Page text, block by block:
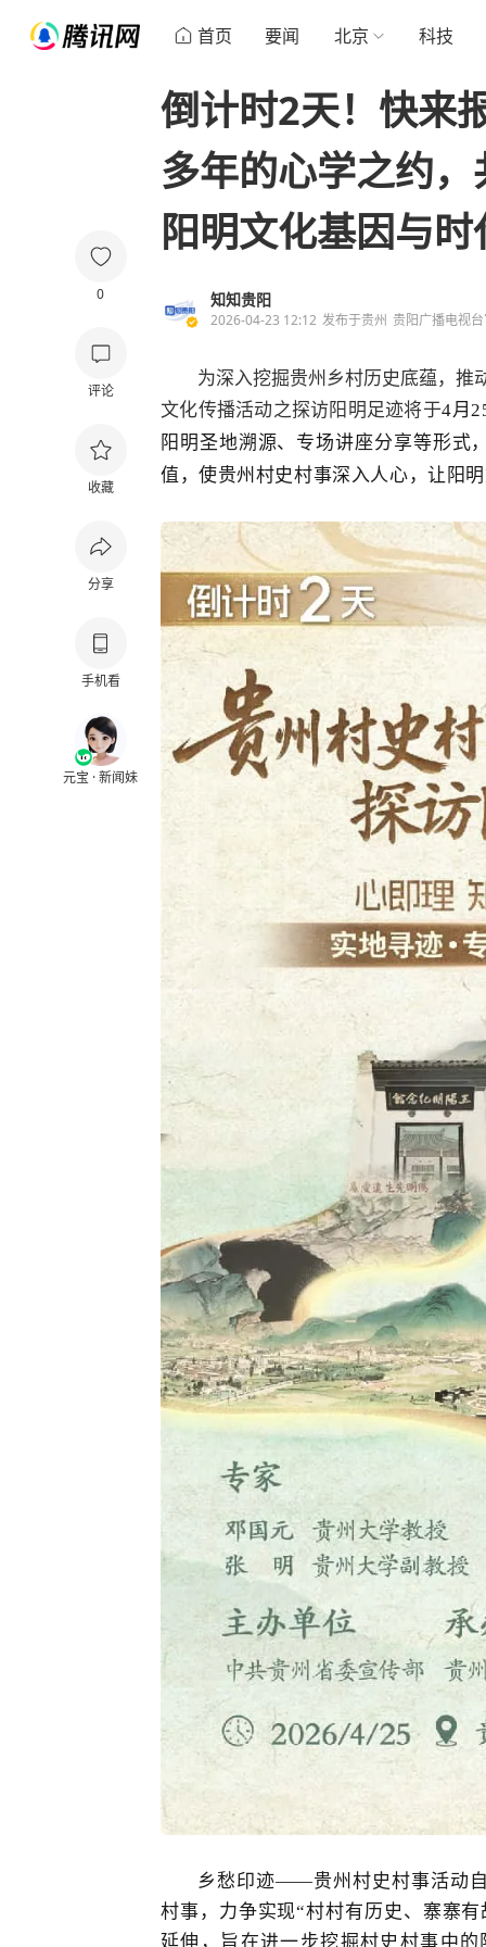
首页 要闻 北京 科技
0
评论
收藏
分享
手机看
元宝 · 新闻妹
倒计时2天！快来
多年的心学之约
阳明文化基因与
知知贵阳
2026-04-23 12:12 发布于贵州 贵阳广播电视
为深入挖掘贵州乡村历史底蕴，推
文化传播活动之探访阳明足迹将于4月
阳明圣地溯源、专场讲座分享等形式
值，使贵州村史村事深入人心，让阳
乡愁印迹——贵州村史村事活动
村事，力争实现“村村有历史、寨寨
延伸，旨在进一步挖掘村史村事中